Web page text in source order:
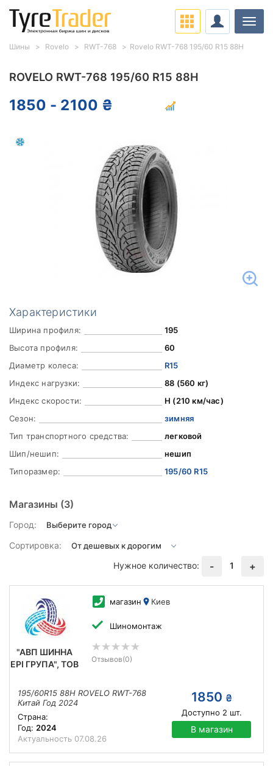
ROVELO RWT-768 195/60 R15 88H
1850 - 2100 ₴
Характеристики
Ширина профиля:
195
Высота профиля:
60
Диаметр колеса:
R15
Индекс нагрузки:
88 (560 кг)
Индекс скорости:
H (210 км/час)
Сезон:
зимняя
Тип транспортного средства:
легковой
Шип/нешип:
нешип
Типоразмер:
195/60 R15
Магазины (3)
Город:
Сортировка:
Нужное количество:
- 1 +
"АВП ШИННА
ЕРІ ГРУПА", ТОВ
магазин Киев
Шиномонтаж
Отзывов(0)
195/60R15 88H ROVELO RWT-768
Китай Год 2024
Страна:
Год: 2024
Актуальность 07.08.26
1850 ₴
Доступно 2 шт.
В магазин
Шины Rovelo RWT-768 Rovelo RWT-768 195/60 R15 88H